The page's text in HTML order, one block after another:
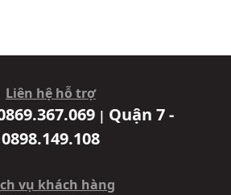
Liên hệ hỗ trợ
| Quận 7 -
0898.149.108
vụ khách hàng